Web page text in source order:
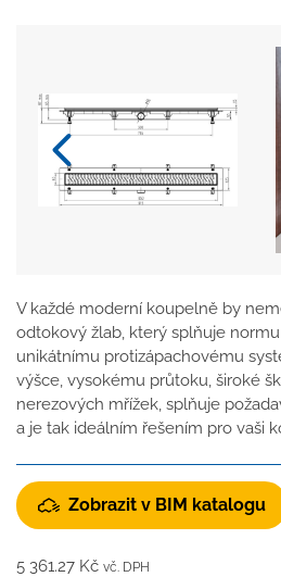
V každé moderní koupelně by
odtokový žlab, který splňuje normu
unikátnímu protizápachovému
výšce, vysokému průtoku, široké
nerezových mřížek, splňuje
a je tak ideálním řešením pro vaši
Zobrazit v BIM katalogu
5 361.27 Kč vč. DPH